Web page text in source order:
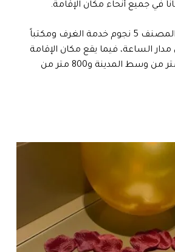
في جميع أنحاء مكان الإقامة.
كما يوفر هذا الفندق المصنف 5 نجوم خدمة الغرف ومكتباً
الساعة، فيما يقع مكان الإقامة
ضمن مسافة 500 متر من وسط المدينة و800 متر من